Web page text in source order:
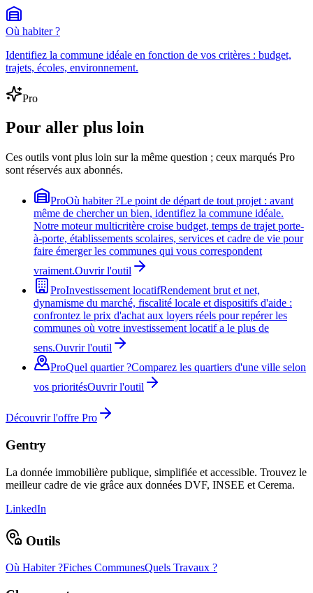
Où habiter ?
Identifiez la commune idéale en fonction de vos critères : budget,
trajets, écoles, environnement.
Pro
Pour aller plus loin
Ces outils vont plus loin sur la même question ; ceux marqués Pro
sont réservés aux abonnés.
ProOù habiter ?Le point de départ de tout projet : avant
même de chercher un bien, identifiez la commune idéale.
Notre moteur multicritère croise budget, temps de trajet porte-
à-porte, établissements scolaires, services et cadre de vie pour
faire émerger les communes qui vous correspondent
vraiment.Ouvrir l'outil
ProInvestissement locatifRendement brut et net,
dynamisme du marché, fiscalité locale et dispositifs d'aide :
confrontez le prix d'achat aux loyers réels pour repérer les
communes où votre investissement locatif a le plus de
sens.Ouvrir l'outil
ProQuel quartier ?Comparez les quartiers d'une ville selon
vos prioritésOuvrir l'outil
Découvrir l'offre Pro
Gentry
La donnée immobilière publique, simplifiée et accessible. Trouvez le
meilleur cadre de vie grâce aux données DVF, INSEE et Cerema.
LinkedIn
Outils
Où Habiter ?Fiches CommunesQuels Travaux ?